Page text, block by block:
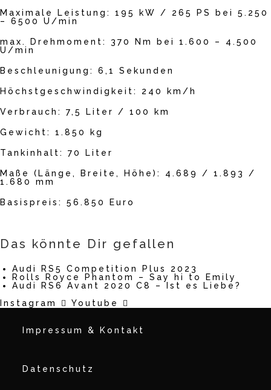
Maximale Leistung: 195 kW / 265 PS bei 5.250
– 6500 U/min
max. Drehmoment: 370 Nm bei 1.600 – 4.500
U/min
Beschleunigung: 6,1 Sekunden
Höchstgeschwindigkeit: 240 km/h
Verbrauch: 7,5 Liter / 100 km
Gewicht: 1.850 kg
Tankinhalt: 70 Liter
Maße (Länge, Breite, Höhe): 4.689 / 1.893 /
1.680 mm
Basispreis: 56.850 Euro
Das könnte Dir gefallen
Audi RS5 Competition Plus 2023
Rolls Royce Phantom – Say hi to Emily
Audi RS6 Avant 2020 C8 – Ist es Liebe?
Instagram
Youtube
Impressum & Kontakt
Datenschutz